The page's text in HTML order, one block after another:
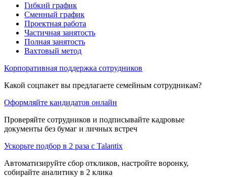
Гибкий график
Сменный график
Проектная работа
Частичная занятость
Полная занятость
Вахтовый метод
Корпоративная поддержка сотрудников
Какой соцпакет вы предлагаете семейным сотрудникам?
Оформляйте кандидатов онлайн
Проверяйте сотрудников и подписывайте кадровые
документы без бумаг и личных встреч
Ускорьте подбор в 2 раза с Talantix
Автоматизируйте сбор откликов, настройте воронку,
собирайте аналитику в 2 клика